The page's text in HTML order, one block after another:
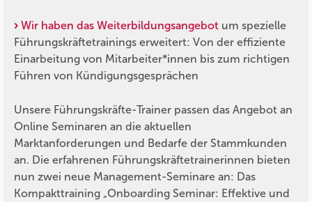
Wir haben das Weiterbildungsangebot um spezielle
Führungskräftetrainings erweitert: Von der effiziente
Einarbeitung von Mitarbeiter*innen bis zum richtigen
Führen von Kündigungsgesprächen
Unsere Führungskräfte-Trainer passen das Angebot an
Online Seminaren an die aktuellen
Marktanforderungen und Bedarfe der Stammkunden
an. Die erfahrenen Führungskräftetrainerinnen bieten
nun zwei neue Management-Seminare an: Das
Kompakttraining „Onboarding Seminar: Effektive und